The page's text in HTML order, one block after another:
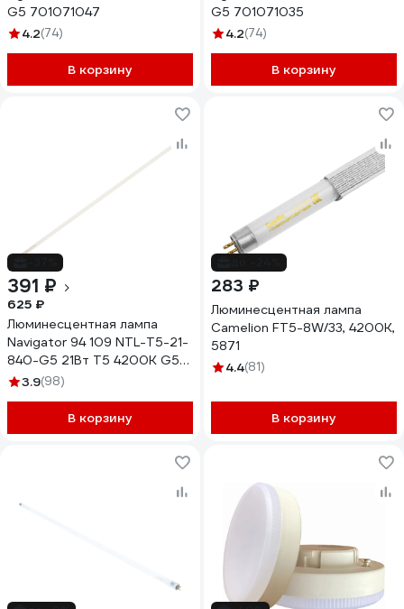
G5 701071047
4.2(74)
В корзину
G5 701071035
4.2(74)
В корзину
391 ₽
625 ₽
Люминесцентная лампа
Navigator 94 109 NTL-T5-21-
840-G5 21Вт T5 4200К G5
94109
3.9(98)
В корзину
283 ₽
Люминесцентная лампа
Camelion FT5-8W/33, 4200K,
5871
4.4(81)
В корзину